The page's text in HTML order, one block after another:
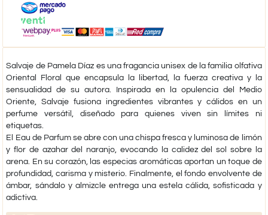
Salvaje de Pamela Díaz es una fragancia unisex de la familia olfativa
Oriental Floral que encapsula la libertad, la fuerza creativa y la
sensualidad de su autora. Inspirada en la opulencia del Medio
Oriente, Salvaje fusiona ingredientes vibrantes y cálidos en un
perfume versátil, diseñado para quienes viven sin límites ni
etiquetas.
El Eau de Parfum se abre con una chispa fresca y luminosa de limón
y flor de azahar del naranjo, evocando la calidez del sol sobre la
arena. En su corazón, las especias aromáticas aportan un toque de
profundidad, carisma y misterio. Finalmente, el fondo envolvente de
ámbar, sándalo y almizcle entrega una estela cálida, sofisticada y
adictiva.